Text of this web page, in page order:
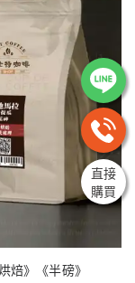
焙》《半磅》
直接
購買